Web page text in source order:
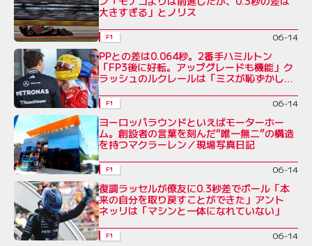
大きすぎる」とノリス
F1 06-14
PPとの差は0.064秒。2番手ハミルトン
「FP3後に好転。アップグレードも機能」ク
ラッシュのルクレールは「ミスが恥ずかし
F1 06-14
ヨーロッパラウンドといえばモーターホー
ム。創設者の言葉を刻んだ“唯一無二”の構造
を持つマクラーレン／現場写真日記
F1 06-14
復調ラッセルが僚友に0.3秒差でポール「本
来の自分を取り戻すことができた」アント
ネッリは「マシンと一体になれていない」
F1 06-14